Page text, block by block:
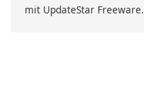
mit UpdateStar Freeware.